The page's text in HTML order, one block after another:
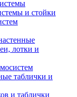
и стойки
лотки и
таблички и
и таблички